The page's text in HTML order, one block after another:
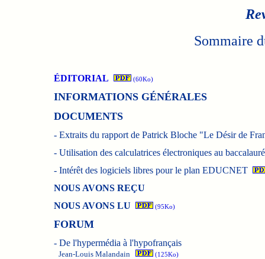
Sommaire
ÉDITORIAL (60Ko)
INFORMATIONS GÉNÉRALES
DOCUMENTS
- Extraits du rapport de Patrick Bloche "Le Désir de
- Utilisation des calculatrices électroniques au
- Intérêt des logiciels libres pour le plan EDUCNET
NOUS AVONS REÇU
NOUS AVONS LU
(95Ko)
FORUM
- De l'hypermédia à l'hypofrançais
Jean-Louis Malandain (125Ko)